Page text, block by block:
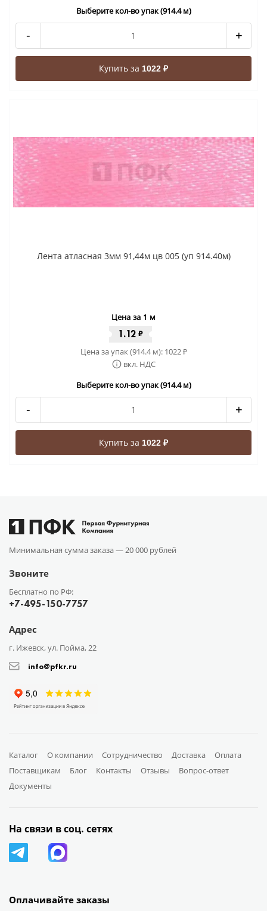
Выберите кол-во упак (914.4 м)
- +
Купить за 1022 ₽
Лента атласная 3мм 91,44м цв 005 (уп 914.40м)
Цена за 1 м
1.12 ₽
Цена за упак (914.4 м): 1022₽
вкл. НДС
Выберите кол-во упак (914.4 м)
- +
Купить за 1022 ₽
Минимальная сумма заказа — 20 000 рублей
Звоните
Бесплатно по РФ:
+7-495-150-7757
Адрес
г. Ижевск, ул. Пойма, 22
info@pfkr.ru
Каталог О компании Сотрудничество Доставка
Оплата
Поставщикам
Блог Контакты Отзывы
Вопрос-ответ
Документы
Оплачивайте заказы
На связи в соц. сетях